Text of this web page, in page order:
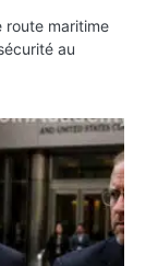
route maritime
au
et